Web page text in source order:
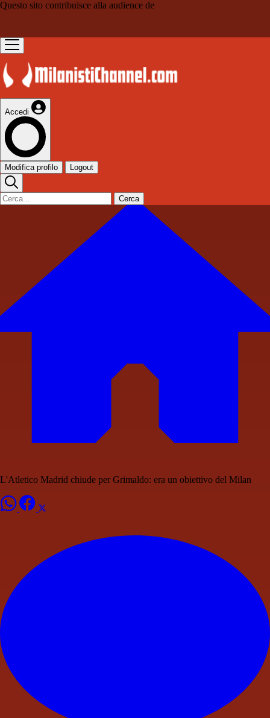
Questo sito contribuisce alla audience de
Accedi
Modifica profilo Logout
Cerca
L'Atletico Madrid chiude per Grimaldo: era un obiettivo del Milan